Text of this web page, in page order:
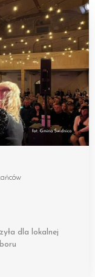
dla lokalnej